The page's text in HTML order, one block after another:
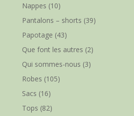
Nappes (10)
Pantalons – shorts (39)
Papotage (43)
Que font les autres (2)
Qui sommes-nous (3)
Robes (105)
Sacs (16)
Tops (82)